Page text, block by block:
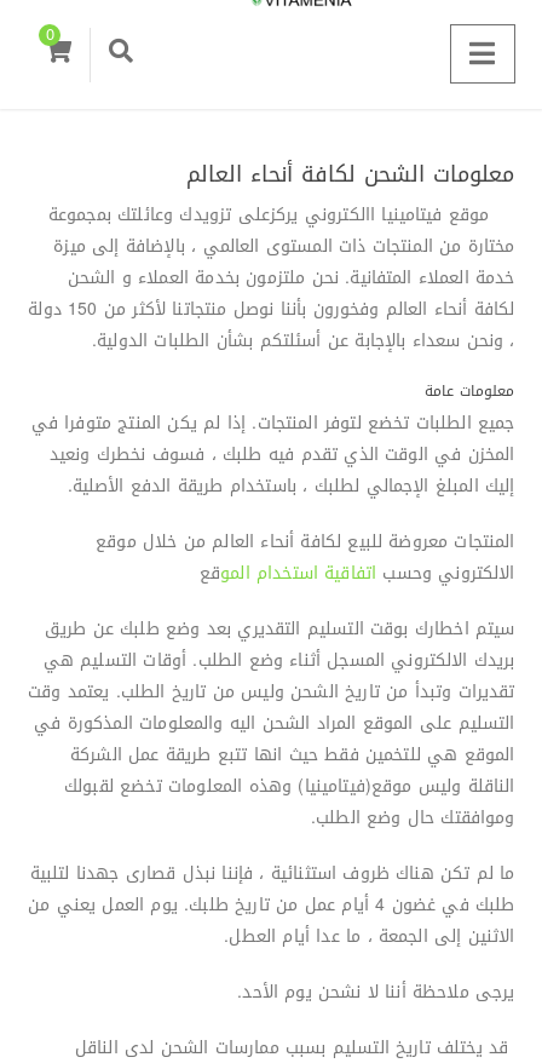
0
معلومات الشحن لكافة أنحاء العالم
موقع فيتامينيا االكتروني يركزعلى تزويدك وعائلتك بمجموعة
مختارة من المنتجات ذات المستوى العالمي ، بالإضافة إلى ميزة
خدمة العملاء المتفانية. نحن ملتزمون بخدمة العملاء و الشحن
لكافة أنحاء العالم وفخورون بأننا نوصل منتجاتنا لأكثر من 150 دولة
، ونحن سعداء بالإجابة عن أسئلتكم بشأن الطلبات الدولية.
معلومات عامة
جميع الطلبات تخضع لتوفر المنتجات. إذا لم يكن المنتج متوفرا في
المخزن في الوقت الذي تقدم فيه طلبك ، فسوف نخطرك ونعيد
إليك المبلغ الإجمالي لطلبك ، باستخدام طريقة الدفع الأصلية.
المنتجات معروضة للبيع لكافة أنحاء العالم من خلال موقع
الالكتروني وحسب اتفاقية استخدام الموقع
سيتم اخطارك بوقت التسليم التقديري بعد وضع طلبك عن طريق
بريدك الالكتروني المسجل أثناء وضع الطلب. أوقات التسليم هي
تقديرات وتبدأ من تاريخ الشحن وليس من تاريخ الطلب. يعتمد وقت
التسليم على الموقع المراد الشحن اليه والمعلومات المذكورة في
الموقع هي للتخمين فقط حيث انها تتبع طريقة عمل الشركة
الناقلة وليس موقع(فيتامينيا) وهذه المعلومات تخضع لقبولك
وموافقتك حال وضع الطلب.
ما لم تكن هناك ظروف استثنائية ، فإننا نبذل قصارى جهدنا لتلبية
طلبك في غضون 4 أيام عمل من تاريخ طلبك. يوم العمل يعني من
الاثنين إلى الجمعة ، ما عدا أيام العطل.
يرجى ملاحظة أننا لا نشحن يوم الأحد.
قد يختلف تاريخ التسليم بسبب ممارسات الشحن لدى الناقل